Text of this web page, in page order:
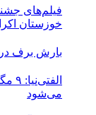
خوزستان
بارش برف
می‌شود